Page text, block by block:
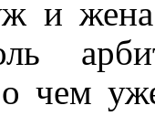
и жена
о чем